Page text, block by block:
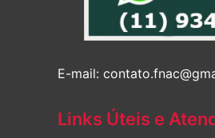
E-mail:
Links Úteis e